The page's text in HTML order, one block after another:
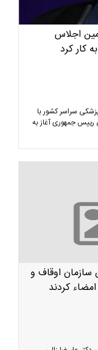
اجلاس
کار کرد
سراسر کشور با
جمهوری آغاز به
اوقاف و
کردند